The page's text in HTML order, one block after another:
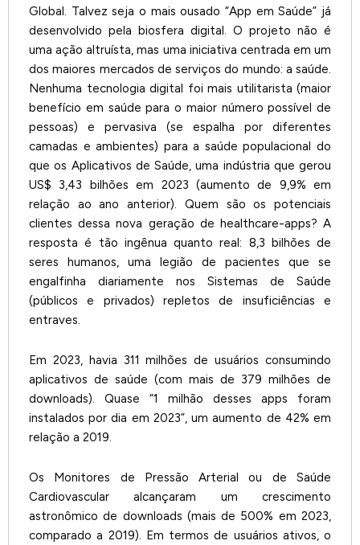
Global. Talvez seja o mais ousado “App em Saúde” já
desenvolvido pela biosfera digital. O projeto não é
uma ação altruísta, mas uma iniciativa centrada em um
dos maiores mercados de serviços do mundo: a saúde.
Nenhuma tecnologia digital foi mais utilitarista (maior
benefício em saúde para o maior número possível de
pessoas) e pervasiva (se espalha por diferentes
camadas e ambientes) para a saúde populacional do
que os Aplicativos de Saúde, uma indústria que gerou
US$ 3,43 bilhões em 2023 (aumento de 9,9% em
relação ao ano anterior). Quem são os potenciais
clientes dessa nova geração de healthcare-apps? A
resposta é tão ingênua quanto real: 8,3 bilhões de
seres humanos, uma legião de pacientes que se
engalfinha diariamente nos Sistemas de Saúde
(públicos e privados) repletos de insuficiências e
entraves.
Em 2023, havia 311 milhões de usuários consumindo
aplicativos de saúde (com mais de 379 milhões de
downloads). Quase “1 milhão desses apps foram
instalados por dia em 2023”, um aumento de 42% em
relação a 2019.
Os Monitores de Pressão Arterial ou de Saúde
Cardiovascular alcançaram um crescimento
astronômico de downloads (mais de 500% em 2023,
comparado a 2019). Em termos de usuários ativos, o